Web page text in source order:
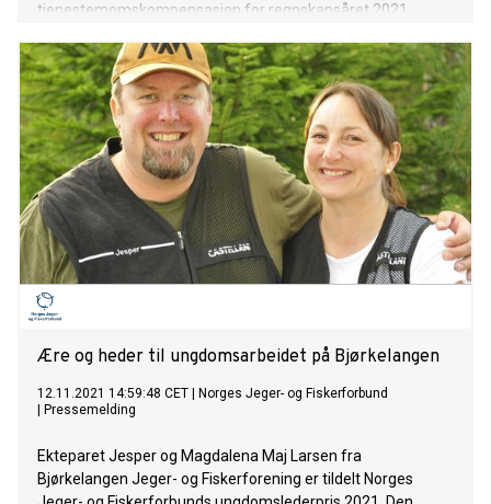
tjenestemomskompensasjon for regnskapsåret 2021.
Ære og heder til ungdomsarbeidet på Bjørkelangen
12.11.2021 14:59:48 CET
Norges Jeger- og Fiskerforbund
Pressemelding
Ekteparet Jesper og Magdalena Maj Larsen fra
Bjørkelangen Jeger- og Fiskerforening er tildelt Norges